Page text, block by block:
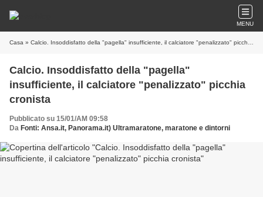
MENU
Casa » Calcio. Insoddisfatto della "pagella" insufficiente, il calciatore "penalizzato" picchia cronista
Calcio. Insoddisfatto della "pagella"
insufficiente, il calciatore "penalizzato" picchia
cronista
Pubblicato su 15/01/AM 09:58
Da Fonti: Ansa.it, Panorama.it) Ultramaratone, maratone e dintorni